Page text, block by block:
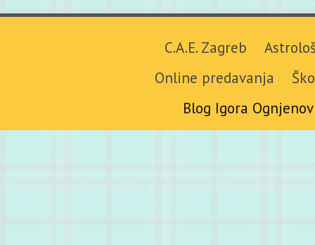
C.A.E. Zagreb
Online predavanja
Blog Igora